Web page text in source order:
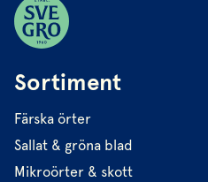
Sortiment
Färska örter
Sallat & gröna blad
Mikroörter & skott